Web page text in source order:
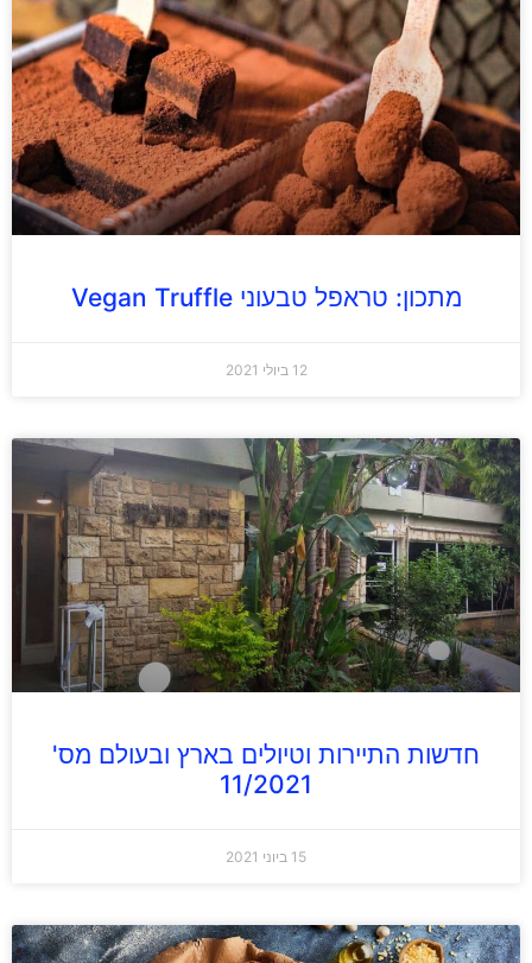
מתכון: טראפל טבעוני Vegan Truffle
12 ביולי 2021
חדשות התיירות וטיולים בארץ ובעולם מס'
11/2021
15 ביוני 2021